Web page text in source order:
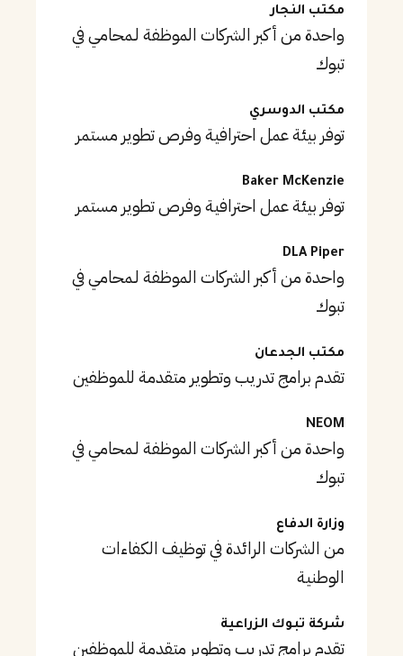
مكتب النجار
واحدة من أكبر الشركات الموظفة لـمحامي في
تبوك
مكتب الدوسري
توفر بيئة عمل احترافية وفرص تطوير مستمر
Baker McKenzie
توفر بيئة عمل احترافية وفرص تطوير مستمر
DLA Piper
واحدة من أكبر الشركات الموظفة لـمحامي في
تبوك
مكتب الجدعان
تقدم برامج تدريب وتطوير متقدمة للموظفين
NEOM
واحدة من أكبر الشركات الموظفة لـمحامي في
تبوك
وزارة الدفاع
من الشركات الرائدة في توظيف الكفاءات
الوطنية
شركة تبوك الزراعية
تقدم برامج تدريب وتطوير متقدمة للموظفين